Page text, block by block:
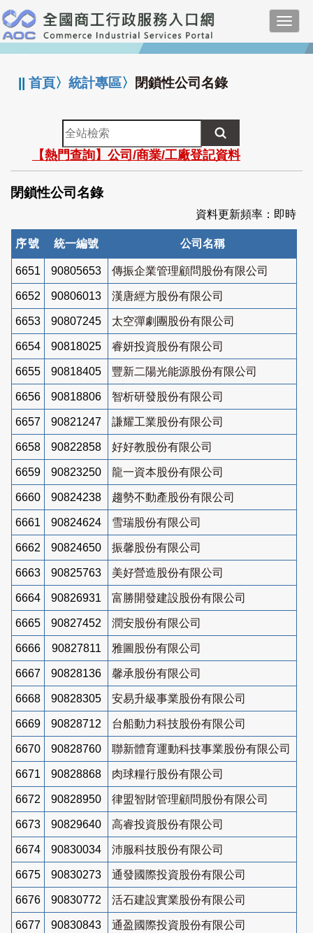
跳
到
主
要
:::
||首頁〉統計專區〉 閉鎖性公司名錄
全
站
檢
索
【熱門查詢】公司/商業/工廠登記資料
閉鎖性公司名錄
資料更新頻率：即時
序號 統一編號 公司名稱
6651 90805653 傳振企業管理顧問股份有限公司
6652 90806013 漢唐經方股份有限公司
6653 90807245 太空彈劇團股份有限公司
6654 90818025 睿妍投資股份有限公司
6655 90818405 豐新二陽光能源股份有限公司
6656 90818806 智析研發股份有限公司
6657 90821247 謙耀工業股份有限公司
6658 90822858 好好教股份有限公司
6659 90823250 龍一資本股份有限公司
6660 90824238 趨勢不動產股份有限公司
6661 90824624 雪瑞股份有限公司
6662 90824650 振馨股份有限公司
6663 90825763 美好營造股份有限公司
6664 90826931 富勝開發建設股份有限公司
6665 90827452 潤安股份有限公司
6666 90827811 雅圖股份有限公司
6667 90828136 馨承股份有限公司
6668 90828305 安易升級事業股份有限公司
6669 90828712 台船動力科技股份有限公司
6670 90828760 聯新體育運動科技事業股份有限公司
6671 90828868 肉球糧行股份有限公司
6672 90828950 律盟智財管理顧問股份有限公司
6673 90829640 高睿投資股份有限公司
6674 90830034 沛服科技股份有限公司
6675 90830273 通發國際投資股份有限公司
6676 90830772 活石建設實業股份有限公司
6677 90830843 通盈國際投資股份有限公司